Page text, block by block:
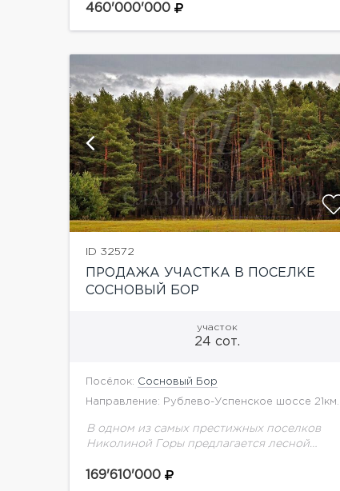
460'000'000
ID 32572
ПРОДАЖА УЧАСТКА В ПОСЕЛКЕ
СОСНОВЫЙ БОР
участок
24 сот.
Посёлок: Сосновый Бор
Направление: Рублево-Успенское шоссе 21км.
В одном из самых престижных поселков
Николиной Горы предлагается лесной
создано главное — вековые сосны,
169'610'000
показать ещё 1 фотографию